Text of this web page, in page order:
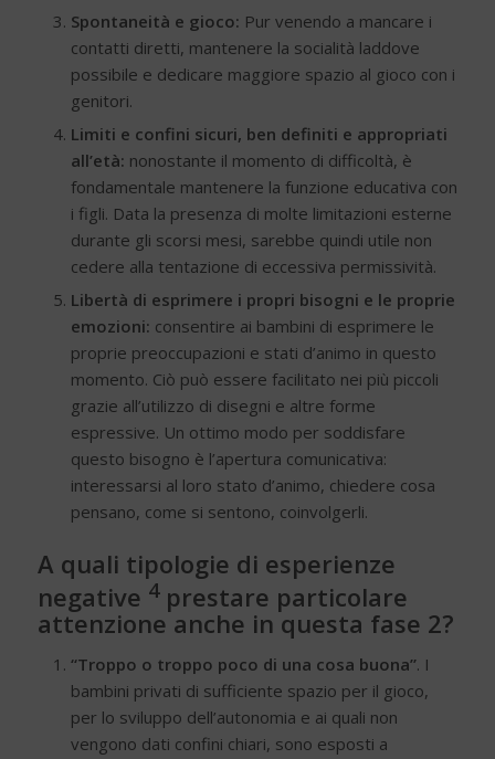
Spontaneità e gioco: Pur venendo a mancare i
contatti diretti, mantenere la socialità laddove
possibile e dedicare maggiore spazio al gioco con i
genitori.
Limiti e confini sicuri, ben definiti e appropriati
all’età: nonostante il momento di difficoltà, è
fondamentale mantenere la funzione educativa con
i figli. Data la presenza di molte limitazioni esterne
durante gli scorsi mesi, sarebbe quindi utile non
cedere alla tentazione di eccessiva permissività.
Libertà di esprimere i propri bisogni e le proprie
emozioni: consentire ai bambini di esprimere le
proprie preoccupazioni e stati d’animo in questo
momento. Ciò può essere facilitato nei più piccoli
grazie all’utilizzo di disegni e altre forme
espressive. Un ottimo modo per soddisfare
questo bisogno è l’apertura comunicativa:
interessarsi al loro stato d’animo, chiedere cosa
pensano, come si sentono, coinvolgerli.
A quali tipologie di esperienze
negative 4prestare particolare
attenzione anche in questa fase 2?
“Troppo o troppo poco di una cosa buona”. I
bambini privati di sufficiente spazio per il gioco,
per lo sviluppo dell’autonomia e ai quali non
vengono dati confini chiari, sono esposti a